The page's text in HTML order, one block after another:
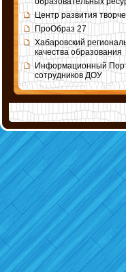
Центр развития
ПроОбраз 27
Хабаровский
качества образования
Информационный
сотрудников ДОУ